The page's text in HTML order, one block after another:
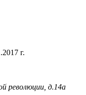
г.
революции, д.14а